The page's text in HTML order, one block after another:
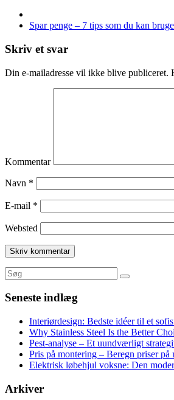
Spar penge – 7 tips som du kan
Skriv et svar
Din e-mailadresse vil ikke blive publiceret.
Kommentar
Navn *
E-mail *
Websted
Seneste indlæg
Interiørdesign: Bedste idéer til et
Why Stainless Steel Is the Better
Pest-analyse – Et uundværligt
Pris på montering – Beregn priser på
Elektrisk løbehjul voksne: Den
Arkiver